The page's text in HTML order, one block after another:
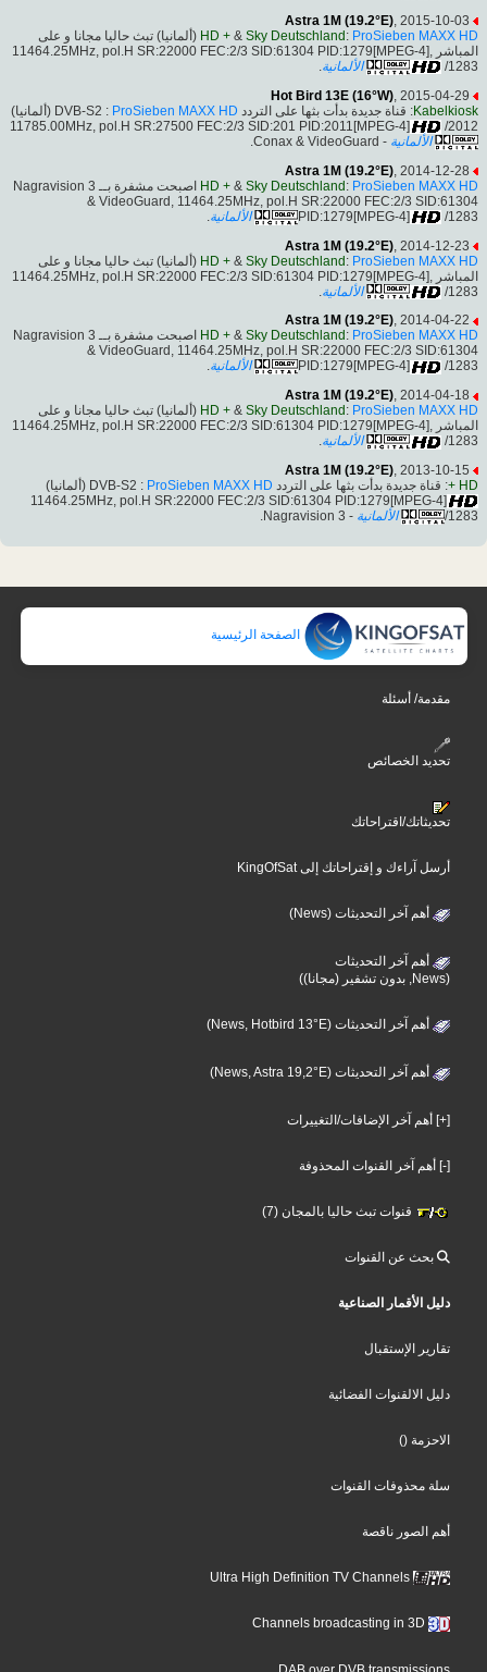
Astra 1M (19.2°E) , 2015-10-03
HD + & Sky Deutschland: ProSieben MAXX HD
(ألمانيا) تبث حاليا مجانا و على
المباشر ,11464.25MHz, pol.H SR:22000 FEC:2/3 SID:61304 PID:1279[MPEG-4]
/1283
الألمانية
Hot Bird 13E (16°W) , 2015-04-29
Kabelkiosk: قناة جديدة بدأت بثها على التردد DVB-S2 : ProSieben MAXX HD
(ألمانيا)
11785.00MHz, pol.H SR:27500 FEC:2/3 SID:201 PID:2011[MPEG-4]
/2012
الألمانية - Conax & VideoGuard.
Astra 1M (19.2°E) , 2014-12-28
HD + & Sky Deutschland: ProSieben MAXX HD
اصبحت مشفرة بــ Nagravision 3
& VideoGuard, 11464.25MHz, pol.H SR:22000 FEC:2/3 SID:61304
PID:1279[MPEG-4]
/1283 الألمانية
Astra 1M (19.2°E) , 2014-12-23
HD + & Sky Deutschland: ProSieben MAXX HD
(ألمانيا) تبث حاليا مجانا و على
المباشر ,11464.25MHz, pol.H SR:22000 FEC:2/3 SID:61304 PID:1279[MPEG-4]
/1283
الألمانية
Astra 1M (19.2°E), 2014-04-22
HD + & Sky Deutschland : ProSieben MAXX HD
اصبحت مشفرة بــ Nagravision 3
& VideoGuard, 11464.25MHz, pol.H SR:22000 FEC:2/3 SID:61304
PID:1279[MPEG-4]
/1283 الألمانية.
Astra 1M (19.2°E), 2014-04-18
HD + & Sky Deutschland : ProSieben MAXX HD
(ألمانيا) تبث حاليا مجانا و على
المباشر ,11464.25MHz, pol.H SR:22000 FEC:2/3 SID:61304 PID:1279[MPEG-4]
/1283
الألمانية.
Astra 1M (19.2°E), 2013-10-15
HD +
: قناة جديدة بدأت بثها على التردد DVB-S2 : ProSieben MAXX HD
(ألمانيا)
11464.25MHz, pol.H SR:22000 FEC:2/3 SID:61304 PID:1279[MPEG-4]
/1283
الألمانية - Nagravision 3.
الصفحة الرئيسية
مقدمة/ أسئلة
تحديد الخصائص
تحديثاتك/اقتراحاتك
أرسل آراءك و إقتراحاتك إلى KingOfSat
أهم آخر التحديثات (News)
أهم آخر التحديثات
(News, بدون تشفير (مجانا))
أهم آخر التحديثات (News, Hotbird 13°E)
أهم آخر التحديثات (News, Astra 19,2°E)
[+] أهم آخر الإضافات/التغييرات
[-] أهم آخر القنوات المحذوفة
قنوات تبث حاليا بالمجان (7)
بحث عن القنوات
دليل الأقمار الصناعية
تقارير الإستقبال
دليل الالقنوات الفضائية
الاحزمة ()
سلة محذوفات القنوات
أهم الصور ناقصة
Ultra High Definition TV Channels